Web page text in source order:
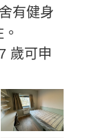
有健身
歲可申